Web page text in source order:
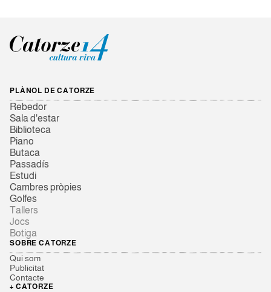
PLÀNOL DE CATORZE
Rebedor
Sala d'estar
Biblioteca
Piano
Butaca
Passadís
Estudi
Cambres pròpies
Golfes
Tallers
Jocs
Botiga
SOBRE CATORZE
Qui som
Publicitat
Contacte
+ CATORZE